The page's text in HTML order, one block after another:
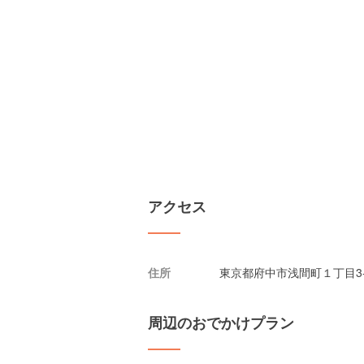
アクセス
住所 東京都府中市浅間町１丁目
周辺のおでかけプラン